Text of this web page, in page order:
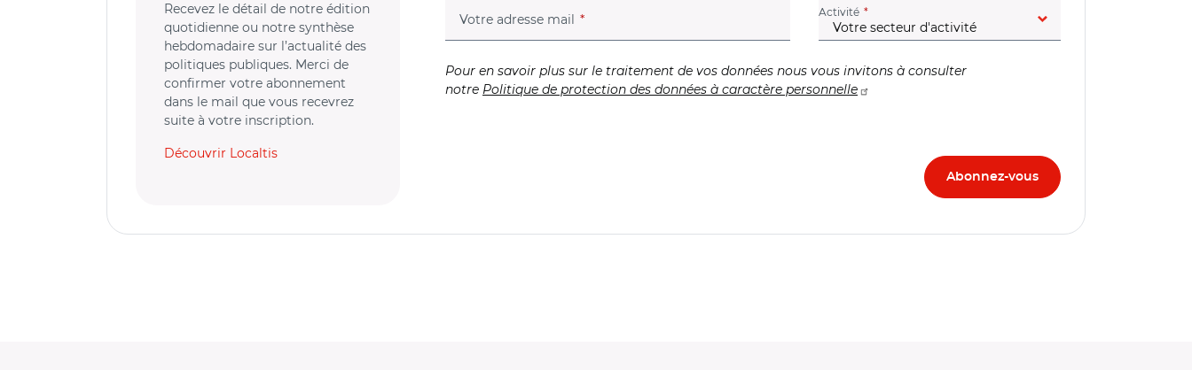
Recevez le détail de notre édition
quotidienne ou notre synthèse
hebdomadaire sur l’actualité des
politiques publiques. Merci de
confirmer votre abonnement
dans le mail que vous recevrez
suite à votre inscription.
Découvrir Localtis
Votre adresse mail (champ obligatoire) Activité (champ obligatoire)
Pour en savoir plus sur le traitement de vos données nous vous invitons à consulter
notre Politique de protection des données à caractère personnelle